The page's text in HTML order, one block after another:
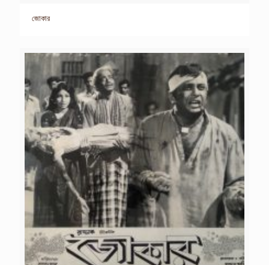
জোকার